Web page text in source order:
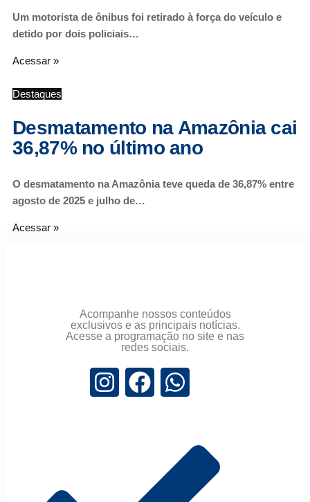
Um motorista de ônibus foi retirado à força do veículo e
detido por dois policiais…
Acessar »
Destaques
Desmatamento na Amazônia cai
36,87% no último ano
O desmatamento na Amazônia teve queda de 36,87% entre
agosto de 2025 e julho de…
Acessar »
Acompanhe nossos conteúdos
exclusivos e as principais notícias.
Acesse a programação no site e nas
redes sociais.